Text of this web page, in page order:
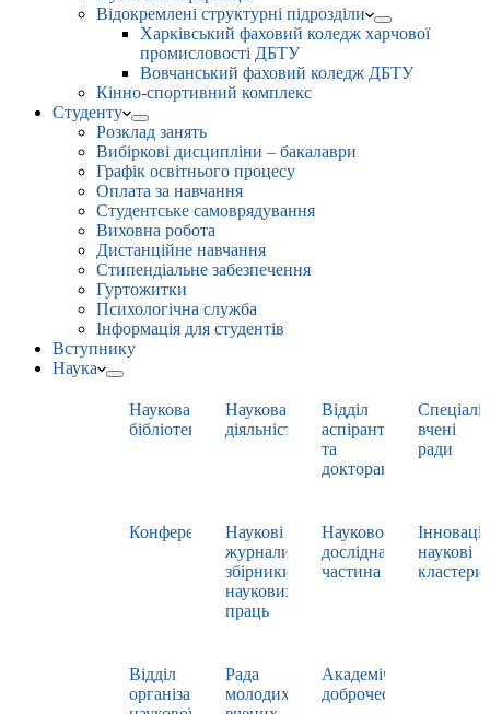
Відокремлені структурні підрозділи
Харківський фаховий коледж харчової
промисловості ДБТУ
Вовчанський фаховий коледж ДБТУ
Кінно-спортивний комплекс
Студенту
Розклад занять
Вибіркові дисципліни – бакалаври
Графік освітнього процесу
Оплата за навчання
Студентське самоврядування
Виховна робота
Дистанційне навчання
Стипендіальне забезпечення
Гуртожитки
Психологічна служба
Інформація для студентів
Вступнику
Наука
Наукова
бібліотека
Наукова
діяльність
Відділ
аспірантури
та
докторантури
вчені
ради
Конференції
Наукові
журнали,
збірники
наукових
праць
Науково-
дослідна
частина
наукові
кластери
Відділ
організації
Рада
молодих
Академічна
доброчесність